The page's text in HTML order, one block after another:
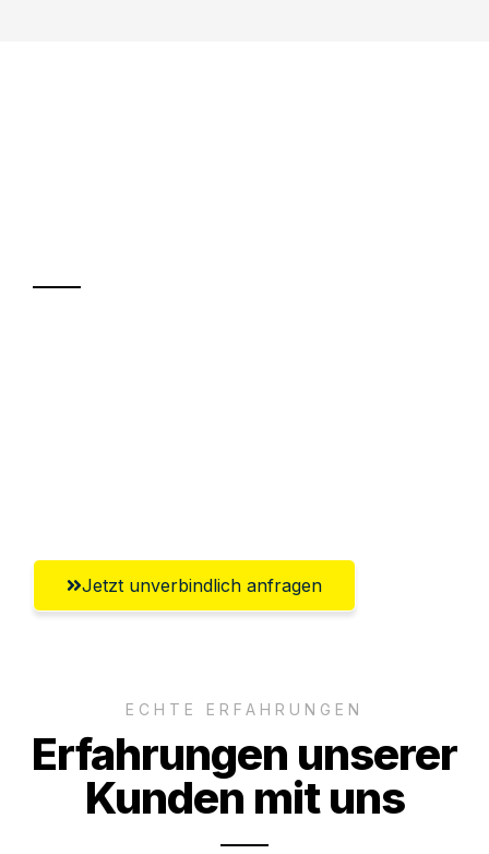
Jetzt unverbindlich anfragen
ECHTE ERFAHRUNGEN
Erfahrungen unserer
Kunden mit uns